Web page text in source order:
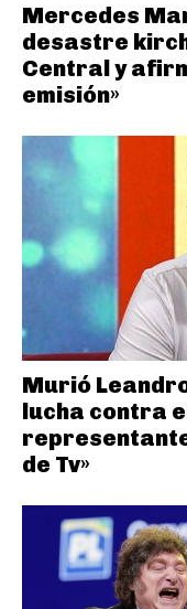
Mercedes
desastre
Central y
emisión»
Murió
lucha contra
de Tv»